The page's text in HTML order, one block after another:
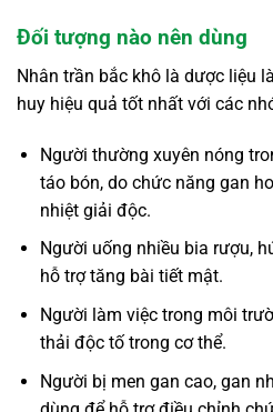
Đối tượng nào nên dùng
Nhân trần bắc khô là dược liệu
huy hiệu quả tốt nhất với các
Người thường xuyên nóng
táo bón, do chức năng gan
nhiệt giải độc.
Người uống nhiều bia rượu,
hỗ trợ tăng bài tiết mật.
Người làm việc trong môi
thải độc tố trong cơ thể.
Người bị men gan cao, gan